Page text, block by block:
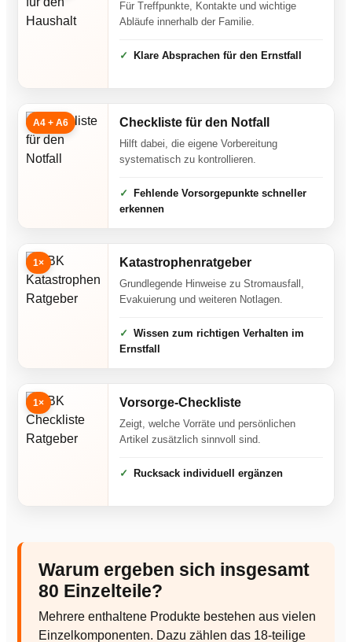
Für Treffpunkte, Kontakte und wichtige
Abläufe innerhalb der Familie.
Klare Absprachen für den Ernstfall
A4 + A6 Checkliste für den Notfall
Hilft dabei, die eigene Vorbereitung
systematisch zu kontrollieren.
Fehlende Vorsorgepunkte schneller
erkennen
1× Katastrophenratgeber
Grundlegende Hinweise zu Stromausfall,
Evakuierung und weiteren Notlagen.
Wissen zum richtigen Verhalten im
Ernstfall
1× Vorsorge-Checkliste
Zeigt, welche Vorräte und persönlichen
Artikel zusätzlich sinnvoll sind.
Rucksack individuell ergänzen
Warum ergeben sich insgesamt
80 Einzelteile?
Mehrere enthaltene Produkte bestehen aus vielen
Einzelkomponenten. Dazu zählen das 18-teilige